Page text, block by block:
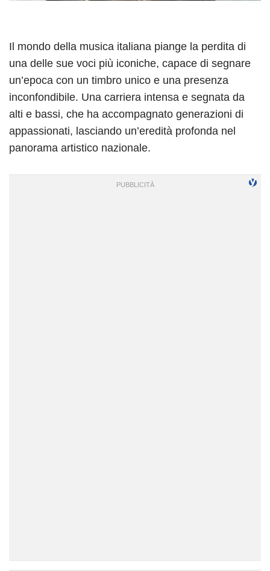
Il mondo della musica italiana piange la perdita di
una delle sue voci più iconiche, capace di segnare
un’epoca con un timbro unico e una presenza
inconfondibile. Una carriera intensa e segnata da
alti e bassi, che ha accompagnato generazioni di
appassionati, lasciando un’eredità profonda nel
panorama artistico nazionale.